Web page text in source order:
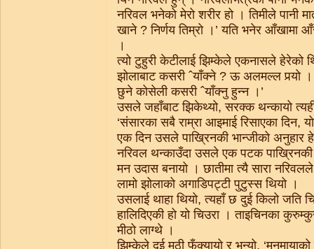
नरिवल भनेको मेरो शरीर हो । तिमीले पानी
खाने ? निर्णय तिम्रो ।’ यति भनेर आँखामा
।
त्यो टुहुरी केटीलाई झिम्केले एकनासले हेरेको
झोलाबाट कसरी ˆयाँक्ने ? ऊ अलमल्ल पर्‍यो ।
छुने कोसेली कसरी ˆयाँक्नु हुन्न ।’
उसले जहाँबाट झिकेथ्यो, सरक्क थन्कायो
‘संसारका सबै राम्रा आइमाई रिसाएका
एक दिन उसले पाखि्रनकी भान्जीको अनुहार
नरिवल थन्काउँदा उसले एक पटक पाखि्रनकी
मन उदास बनायो । छातीमा त्यै सारा
लामो झोलाको अगाडिपट्टी पुटुस्स थियो ।
उसलाई थाहा थियो, त्यहाँ छ दुई किलो जति
हालिदिएकी हो यो चिउरा । ताइचिनका
मीठो लाग्थे ।
झिम्केले दुई मुठी फँक्यायो र भन्यो,